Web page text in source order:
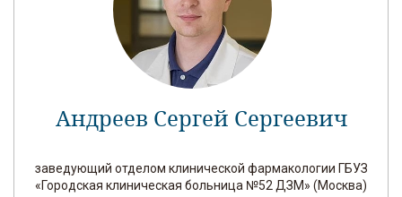
Андреев Сергей Сергеевич
заведующий отделом клинической фармакологии ГБУЗ
«Городская клиническая больница №52 ДЗМ» (Москва)